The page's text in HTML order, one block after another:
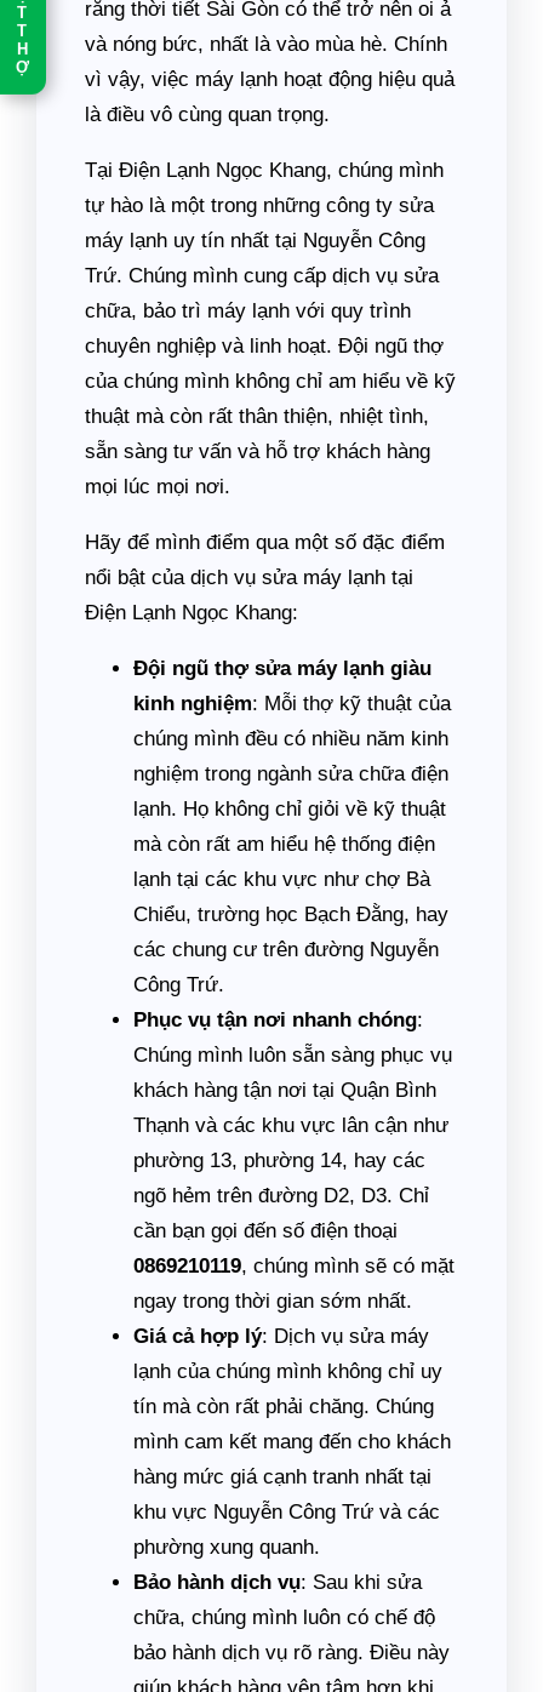
T
T
H
Ợ
rằng thời tiết Sài Gòn có thể trở nên oi ả
và nóng bức, nhất là vào mùa hè. Chính
vì vậy, việc máy lạnh hoạt động hiệu quả
là điều vô cùng quan trọng.
Tại Điện Lạnh Ngọc Khang, chúng mình
tự hào là một trong những công ty sửa
máy lạnh uy tín nhất tại Nguyễn Công
Trứ. Chúng mình cung cấp dịch vụ sửa
chữa, bảo trì máy lạnh với quy trình
chuyên nghiệp và linh hoạt. Đội ngũ thợ
của chúng mình không chỉ am hiểu về kỹ
thuật mà còn rất thân thiện, nhiệt tình,
sẵn sàng tư vấn và hỗ trợ khách hàng
mọi lúc mọi nơi.
Hãy để mình điểm qua một số đặc điểm
nổi bật của dịch vụ sửa máy lạnh tại
Điện Lạnh Ngọc Khang:
Đội ngũ thợ sửa máy lạnh giàu
kinh nghiệm: Mỗi thợ kỹ thuật của
chúng mình đều có nhiều năm kinh
nghiệm trong ngành sửa chữa điện
lạnh. Họ không chỉ giỏi về kỹ thuật
mà còn rất am hiểu hệ thống điện
lạnh tại các khu vực như chợ Bà
Chiểu, trường học Bạch Đằng, hay
các chung cư trên đường Nguyễn
Công Trứ.
Phục vụ tận nơi nhanh chóng:
Chúng mình luôn sẵn sàng phục vụ
khách hàng tận nơi tại Quận Bình
Thạnh và các khu vực lân cận như
phường 13, phường 14, hay các
ngõ hẻm trên đường D2, D3. Chỉ
cần bạn gọi đến số điện thoại
0869210119, chúng mình sẽ có mặt
ngay trong thời gian sớm nhất.
Giá cả hợp lý: Dịch vụ sửa máy
lạnh của chúng mình không chỉ uy
tín mà còn rất phải chăng. Chúng
mình cam kết mang đến cho khách
hàng mức giá cạnh tranh nhất tại
khu vực Nguyễn Công Trứ và các
phường xung quanh.
Bảo hành dịch vụ: Sau khi sửa
chữa, chúng mình luôn có chế độ
bảo hành dịch vụ rõ ràng. Điều này
giúp khách hàng yên tâm hơn khi